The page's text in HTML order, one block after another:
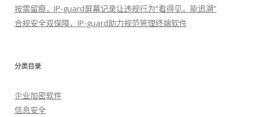
按需留痕，IP-guard屏幕记录让违规行为“看得见，能追溯”
合规安全双保障，IP-guard助力规范管理终端软件
分类目录
企业加密软件
信息安全